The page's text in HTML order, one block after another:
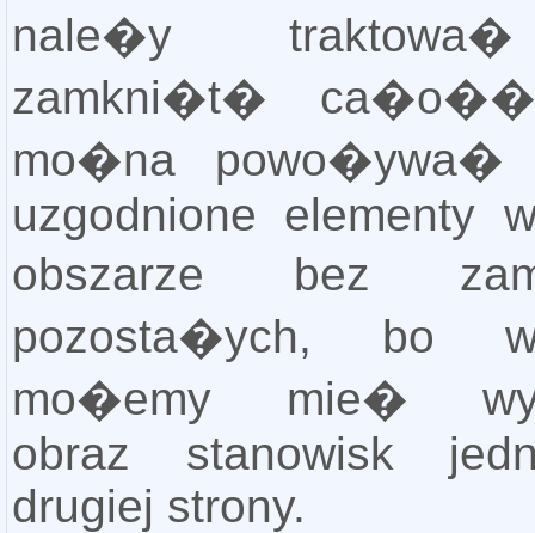
nale�y
zamkni�t�
mo�na
uzgodnione elementy
obszarze bez
pozosta�ych, bo
mo�emy mie�
obraz stanowisk
drugiej strony.